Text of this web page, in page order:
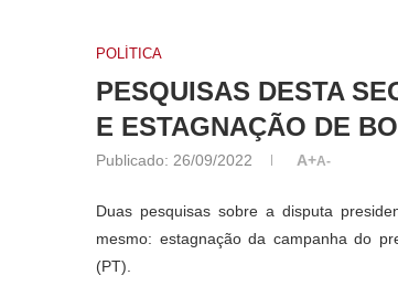
POLÍTICA
PESQUISAS DESTA
E ESTAGNAÇÃO DE
Publicado: 26/09/2022 A+A-
Duas pesquisas sobre a disputa
mesmo: estagnação da campanha do
(PT).